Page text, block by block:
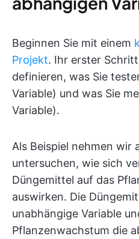
Beginnen Sie mit einem
Projekt. Ihr erster
definieren, was Sie
Variable) und was Sie
Variable).
Als Beispiel nehmen wir
untersuchen, wie sich
Düngemittel auf das
auswirken. Die
unabhängige Variable
Pflanzenwachstum die